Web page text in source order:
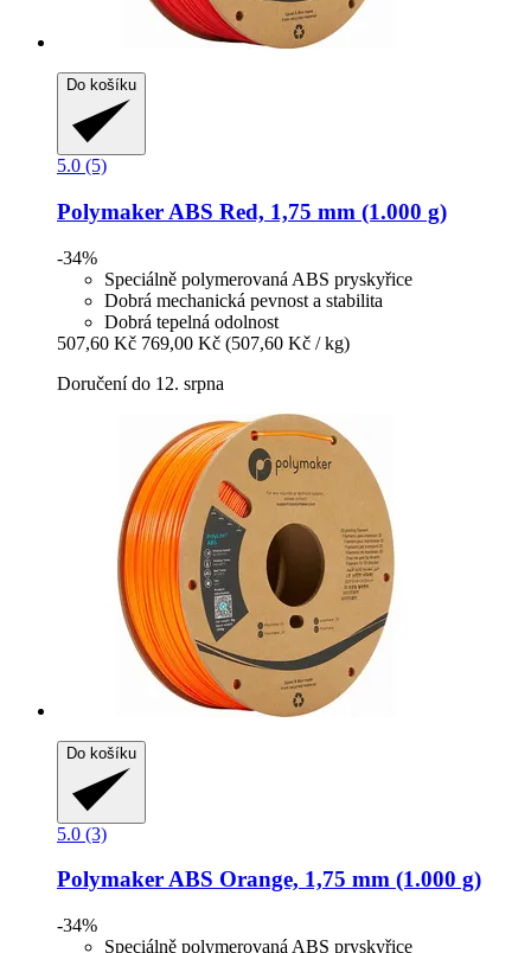
Do košíku
5.0 (5)
Polymaker ABS Red, 1,75 mm (1.000 g)
-34%
Speciálně polymerovaná ABS pryskyřice
Dobrá mechanická pevnost a stabilita
Dobrá tepelná odolnost
507,60 Kč 769,00 Kč (507,60 Kč / kg)
Doručení do 12. srpna
Do košíku
5.0 (3)
PolymakerABS Orange, 1,75 mm (1.000 g)
-34%
Speciálně polymerovaná ABS pryskyřice